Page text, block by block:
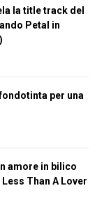
la title track del
Petal in
per una
amore in bilico
Than A Lover